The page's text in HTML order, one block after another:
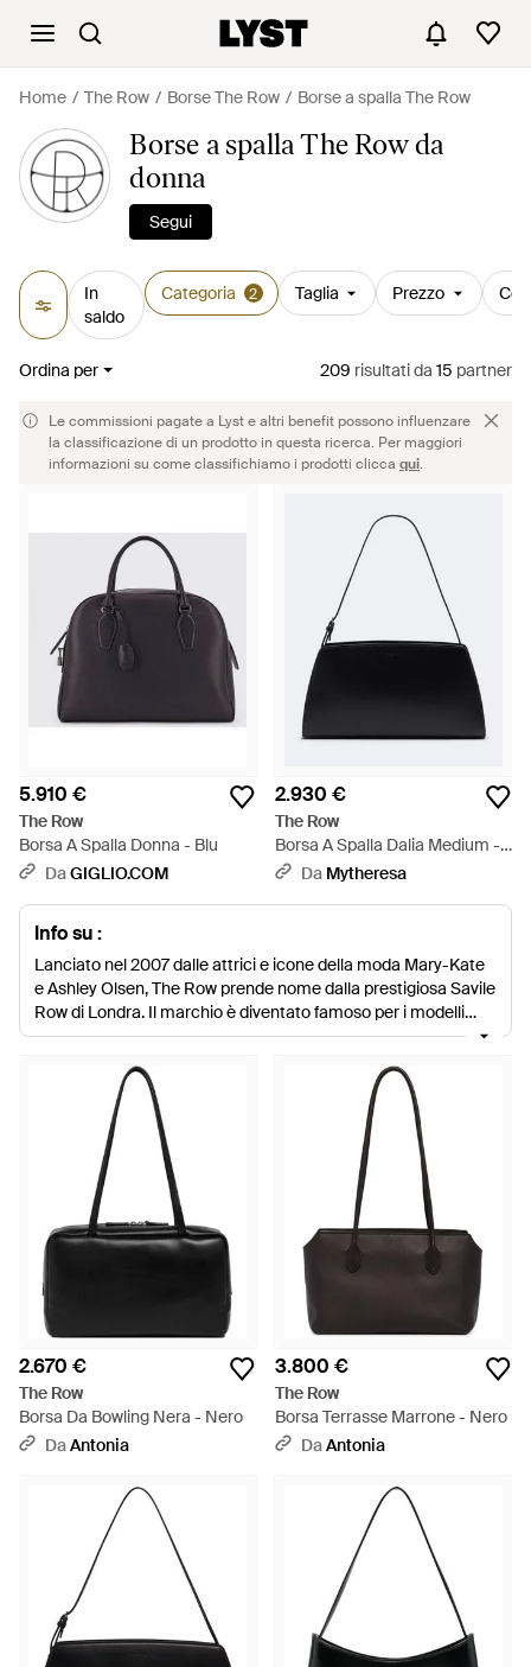
Home The Row Borse The Row Borse a spalla The Row
Borse a spalla The Row da
donna
Segui
In
saldo
Categoria 2 Taglia Prezzo
Ordina per 209 risultatida 15 partner
Le commissioni pagate a Lyst e altri benefit possono influenzare
la classificazione di un prodotto in questa ricerca. Per maggiori
informazioni su come classifichiamo i prodotti clicca qui.
5.910 €
The Row
Borsa A Spalla Donna - Blu
DaGIGLIO.COM
2.930 €
The Row
Borsa A Spalla Dalia Medium -
NeroDa Mytheresa
Info su :
Lanciato nel 2007 dalle attrici e icone della moda Mary-Kate
e Ashley Olsen, The Row prende nome dalla prestigiosa Savile
Row di Londra. Il marchio è diventato famoso per i modelli
ideali per ogni stagione, le palette di colori intuitivi e il design
silhouette raffinate in tonalità classiche, dalle rifiniture
minuziose e immacolate in tessuti di altissima qualità. Opta
per un look elegante e sofisticato con una borse firmata The
Row. Che tu sia alla ricerca di un'elegante borsa a tracolla in
suede o una capiente hobo da abbinare al tuo look da sera,
questa collezione di borse The Row ha sicuramente ciò che fa
per te.
2.670 €
The Row
Borsa Da Bowling Nera - Nero
DaAntonia
3.800 €
The Row
Borsa Terrasse Marrone - Nero
DaAntonia